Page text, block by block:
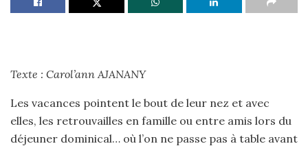
Texte : Carol’ann AJANANY
Les vacances pointent le bout de leur nez et avec
elles, les retrouvailles en famille ou entre amis lors du
déjeuner dominical… où l’on ne passe pas à table avant